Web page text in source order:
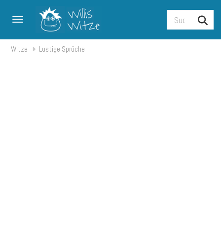
Toggle navigation
Witze Lustige Sprüche